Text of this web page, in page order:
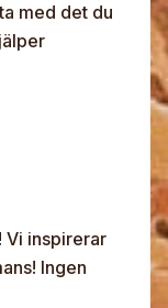
med det du
Vi inspirerar
Ingen